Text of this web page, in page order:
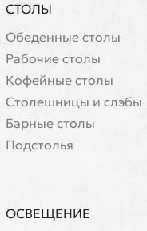
СТОЛЫ
Обеденные столы
Рабочие столы
Кофейные столы
Cтолешницы и слэбы
Барные столы
Подстолья
ОСВЕЩЕНИЕ